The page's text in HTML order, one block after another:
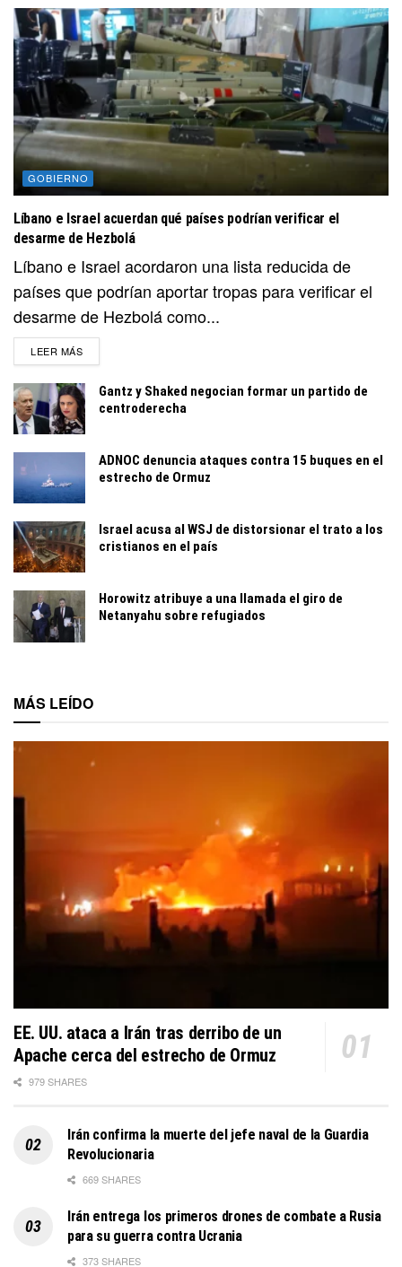
GOBIERNO
Líbano e Israel acuerdan qué países podrían verificar el
desarme de Hezbolá
Líbano e Israel acordaron una lista reducida de
países que podrían aportar tropas para verificar el
desarme de Hezbolá como...
LEER MÁSDETAILS
Gantz y Shaked negocian formar un partido de
centroderecha
ADNOC denuncia ataques contra 15 buques en el
estrecho de Ormuz
Israel acusa al WSJ de distorsionar el trato a los
cristianos en el país
Horowitz atribuye a una llamada el giro de
Netanyahu sobre refugiados
MÁS LEÍDO
EE. UU. ataca a Irán tras derribo de un
Apache cerca del estrecho de Ormuz
979 SHARES
Irán confirma la muerte del jefe naval de la Guardia
Revolucionaria
669 SHARES
Irán entrega los primeros drones de combate a Rusia
para su guerra contra Ucrania
373 SHARES